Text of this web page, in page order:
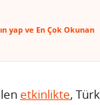
yap ve En Çok Okunan
etkinlikte,